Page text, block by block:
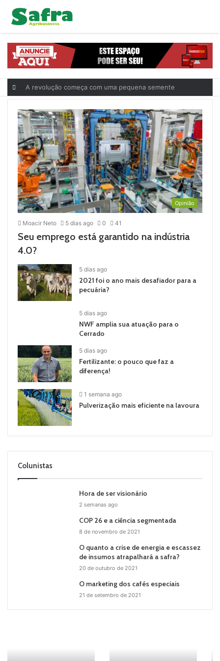
A revolução começa com uma pequena semente
Opinião
Moacir Neto 5 dias ago 0 41
Seu emprego está garantido na indústria
4.0?
5 dias ago
2021 foi o ano mais desafiador para a
pecuária?
5 dias ago
NWF amplia sua atuação para o
Cerrado
5 dias ago
Fertilizante: o pouco que faz a
diferença!
1 semana ago
Pulverização mais eficiente na lavoura
Colunistas
Hora de ser visionário
2 semanas ago
COP 26 e a ciência segmentada
8 de novembro de 2021
O quanto a crise de energia e escassez
de insumos atrapalhará a safra?
20 de outubro de 2021
O marketing dos cafés especiais
21 de setembro de 2021